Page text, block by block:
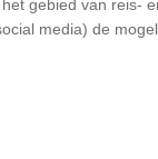
gebied van reis-
media) de